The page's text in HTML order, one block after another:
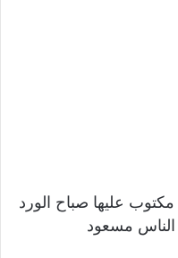
عليها صباح الورد
الناس مسعود